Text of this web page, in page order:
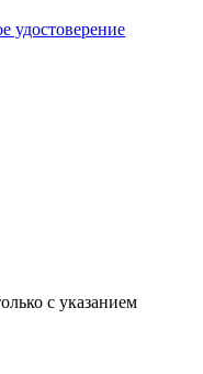
удостоверение
с указанием